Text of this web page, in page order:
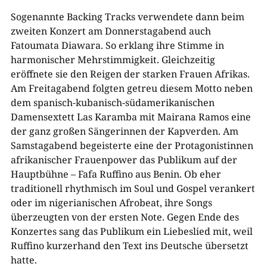
Sogenannte Backing Tracks verwendete dann beim
zweiten Konzert am Donnerstagabend auch
Fatoumata Diawara. So erklang ihre Stimme in
harmonischer Mehrstimmigkeit. Gleichzeitig
eröffnete sie den Reigen der starken Frauen Afrikas.
Am Freitagabend folgten getreu diesem Motto neben
dem spanisch-kubanisch-südamerikanischen
Damensextett Las Karamba mit Mairana Ramos eine
der ganz großen Sängerinnen der Kapverden. Am
Samstagabend begeisterte eine der Protagonistinnen
afrikanischer Frauenpower das Publikum auf der
Hauptbühne – Fafa Ruffino aus Benin. Ob eher
traditionell rhythmisch im Soul und Gospel verankert
oder im nigerianischen Afrobeat, ihre Songs
überzeugten von der ersten Note. Gegen Ende des
Konzertes sang das Publikum ein Liebeslied mit, weil
Ruffino kurzerhand den Text ins Deutsche übersetzt
hatte.